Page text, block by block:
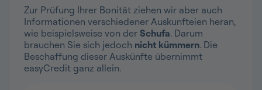
Zur Prüfung Ihrer Bonität ziehen wir aber auch
Informationen verschiedener Auskunfteien heran,
wie beispielsweise von der Schufa. Darum
brauchen Sie sich jedoch nicht kümmern. Die
Beschaffung dieser Auskünfte übernimmt
easyCredit ganz allein.